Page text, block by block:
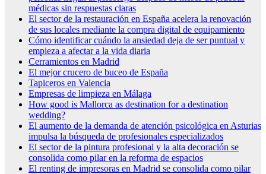
médicas sin respuestas claras
El sector de la restauración en España acelera la renovación
de sus locales mediante la compra digital de equipamiento
Cómo identificar cuándo la ansiedad deja de ser puntual y
empieza a afectar a la vida diaria
Cerramientos en Madrid
El mejor crucero de buceo de España
Tapiceros en Valencia
Empresas de limpieza en Málaga
How good is Mallorca as destination for a destination
wedding?
El aumento de la demanda de atención psicológica en Asturias
impulsa la búsqueda de profesionales especializados
El sector de la pintura profesional y la alta decoración se
consolida como pilar en la reforma de espacios
El renting de impresoras en Madrid se consolida como pilar